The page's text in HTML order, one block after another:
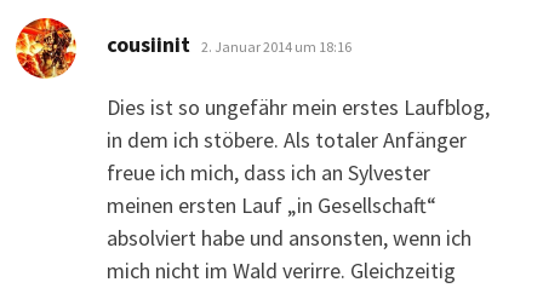
cousiinit sagt:
2. Januar 2014 um 18:16
Dies ist so ungefähr mein erstes Laufblog,
in dem ich stöbere. Als totaler Anfänger
freue ich mich, dass ich an Sylvester
meinen ersten Lauf „in Gesellschaft“
absolviert habe und ansonsten, wenn ich
mich nicht im Wald verirre. Gleichzeitig